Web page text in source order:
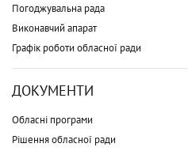
Погоджувальна рада
Виконавчий апарат
Графік роботи обласної ради
ДОКУМЕНТИ
Обласні програми
Рішення обласної ради